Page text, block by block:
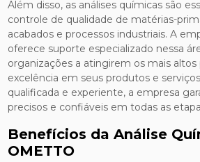
Além disso, as análises químicas são
controle de qualidade de matérias-
acabados e processos industriais. A
oferece suporte especializado nessa
organizações a atingirem os mais altos
excelência em seus produtos e
qualificada e experiente, a empresa
precisos e confiáveis em todas as
Benefícios da Análise
OMETTO